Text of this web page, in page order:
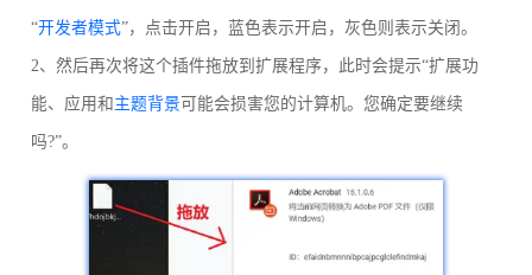
“开发者模式”，点击开启，蓝色表示开启，灰色则表示关闭。
2、然后再次将这个插件拖放到扩展程序，此时会提示“扩展功
能、应用和 主题背景 可能会损害您的计算机。您确定要继续
吗?”。